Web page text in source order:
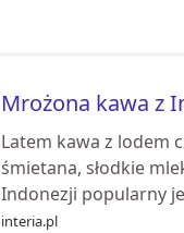
Mrożona kawa z
Latem kawa z lodem
śmietana, słodkie
Indonezji popularny
interia.pl